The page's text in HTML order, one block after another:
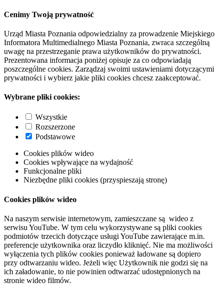
Cenimy Twoją prywatność
Urząd Miasta Poznania odpowiedzialny za prowadzenie Miejskiego
Informatora Multimedialnego Miasta Poznania, zwraca szczególną
uwagę na przestrzeganie prawa użytkowników do prywatności.
Prezentowana informacja poniżej opisuje za co odpowiadają
poszczególne cookies. Zarządzaj swoimi ustawieniami dotyczącymi
prywatności i wybierz jakie pliki cookies chcesz zaakceptować.
Wybrane pliki cookies:
Wszystkie
Rozszerzone
Podstawowe
Cookies plików wideo
Cookies wpływające na wydajność
Funkcjonalne pliki
Niezbędne pliki cookies (przyspieszają stronę)
Cookies plików wideo
Na naszym serwisie internetowym, zamieszczane są wideo z
serwisu YouTube. W tym celu wykorzystywane są pliki cookies
podmiotów trzecich dotyczące usługi YouTube zawierające m.in.
preferencje użytkownika oraz liczydło kliknięć. Nie ma możliwości
wyłączenia tych plików cookies ponieważ ładowane są dopiero
przy odtwarzaniu wideo. Jeżeli więc Użytkownik nie godzi się na
ich załadowanie, to nie powinien odtwarzać udostępnionych na
stronie wideo filmów.